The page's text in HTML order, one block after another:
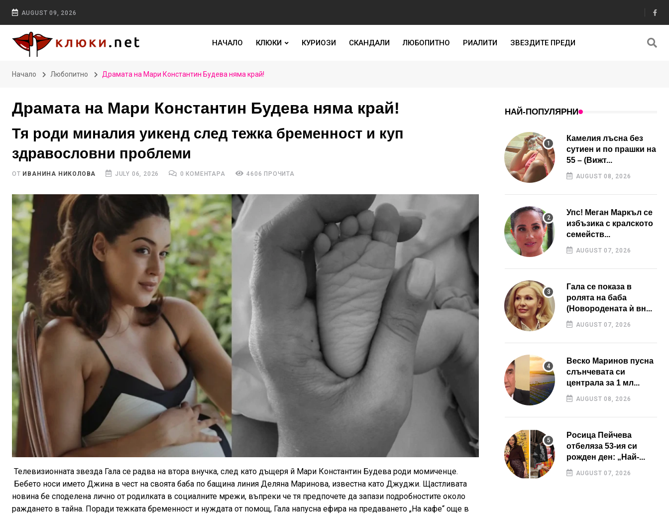
AUGUST 09, 2026
НАЧАЛО КЛЮКИ КУРИОЗИ СКАНДАЛИ ЛЮБОПИТНО РИАЛИТИ ЗВЕЗДИТЕ ПРЕДИ
Начало Любопитно Драмата на Мари Константин Будева няма край!
Драмата на Мари Константин Будева няма край!
Тя роди миналия уикенд след тежка бременност и куп
здравословни проблеми
ОТ ИВАНИНА НИКОЛОВА JULY 06, 2026 0 КОМЕНТАРА 4606 ПРОЧИТА
Телевизионната звезда Гала се радва на втора внучка, след като дъщеря й Мари Константин Будева роди момиченце.
Бебето носи името Джина в чест на своята баба по бащина линия Деляна Маринова, известна като Джуджи. Щастливата
новина бе споделена лично от родилката в социалните мрежи, въпреки че тя предпочете да запази подробностите около
раждането в тайна. Поради тежката бременност и нуждата от помощ, Гала напусна ефира на предаването „На кафе“ още в
НАЙ-ПОПУЛЯРНИ
Камелия лъсна без
сутиен и по прашки на
55 – (Вижт...
AUGUST 08, 2026
Упс! Меган Маркъл се
избъзика с кралското
семейств...
AUGUST 07, 2026
Гала се показа в
ролята на баба
(Новородената ѝ вн...
AUGUST 07, 2026
Веско Маринов пусна
слънчевата си
централа за 1 мл...
AUGUST 08, 2026
Росица Пейчева
отбеляза 53-ия си
рожден ден: „Най-...
AUGUST 07, 2026